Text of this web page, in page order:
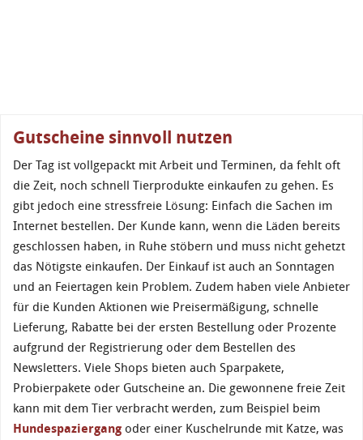
Gutscheine sinnvoll nutzen
Der Tag ist vollgepackt mit Arbeit und Terminen, da fehlt oft
die Zeit, noch schnell Tierprodukte einkaufen zu gehen. Es
gibt jedoch eine stressfreie Lösung: Einfach die Sachen im
Internet bestellen. Der Kunde kann, wenn die Läden bereits
geschlossen haben, in Ruhe stöbern und muss nicht gehetzt
das Nötigste einkaufen. Der Einkauf ist auch an Sonntagen
und an Feiertagen kein Problem. Zudem haben viele Anbieter
für die Kunden Aktionen wie Preisermäßigung, schnelle
Lieferung, Rabatte bei der ersten Bestellung oder Prozente
aufgrund der Registrierung oder dem Bestellen des
Newsletters. Viele Shops bieten auch Sparpakete,
Probierpakete oder Gutscheine an. Die gewonnene freie Zeit
kann mit dem Tier verbracht werden, zum Beispiel beim
Hundespaziergang oder einer Kuschelrunde mit Katze, was